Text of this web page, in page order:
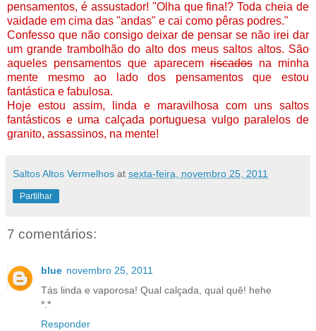
pensamentos, é assustador! "Olha que fina!? Toda cheia de
vaidade em cima das "andas" e cai como pêras podres."
Confesso que não consigo deixar de pensar se não irei dar
um grande trambolhão do alto dos meus saltos altos. São
aqueles pensamentos que aparecemriscadosna minha
mente mesmo ao lado dos pensamentos que estou
fantástica e fabulosa.
Hoje estou assim, linda e maravilhosa com uns saltos
fantásticos e uma calçada portuguesa vulgo paralelos de
granito, assassinos, na mente!
Saltos Altos Vermelhos at sexta-feira, novembro 25, 2011
Partilhar
7 comentários:
blue novembro 25, 2011
Tás linda e vaporosa! Qual calçada, qual quê! hehe
*.*
Responder